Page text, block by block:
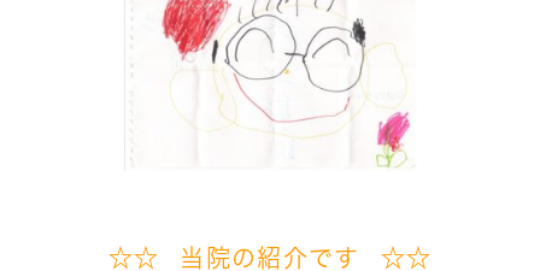
☆☆ 当院の紹介です ☆☆